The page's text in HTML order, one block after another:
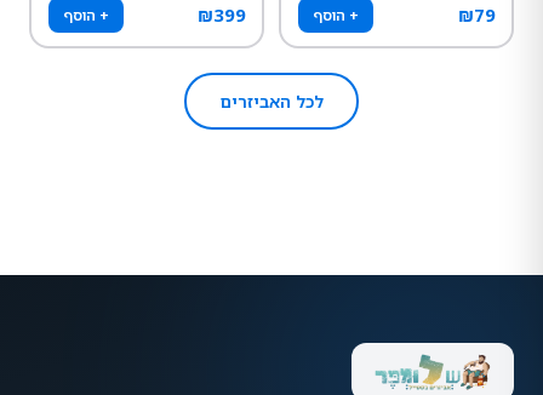
₪79 + הוסף ₪399 + הוסף
לכל האביזרים